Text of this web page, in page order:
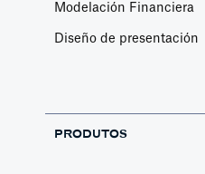
Modelación Financiera
Diseño de presentación
PRODUTOS